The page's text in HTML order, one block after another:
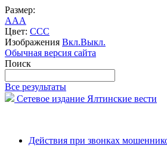
Размер:
AAA
Цвет: CCC
Изображения Вкл.Выкл.
Обычная версия сайта
Поиск
Все результаты
Сетевое издание Ялтинские вести
Действия при звонках